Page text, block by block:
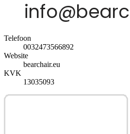
Telefoon
0032473566892
Website
bearchair.eu
KVK
13035093